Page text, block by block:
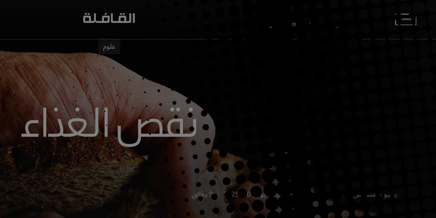
محطات وسائط الأرشيف
علوم
نقص الغذاء
يوليو - أغسطس | 2025 ياسر أبو الحسب يوليو 30, 2025 9 دقائق